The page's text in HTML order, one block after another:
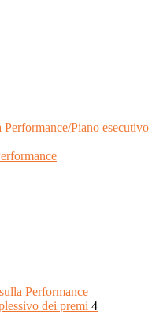
Performance/Piano esecutivo
Performance
dei premi 4